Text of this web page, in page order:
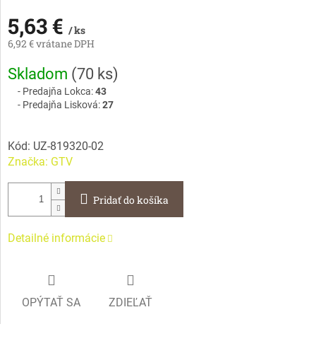
5,63 € / ks
6,92 € vrátane DPH
Jednotková
cena:
Skladom (70 ks)
Predajňa Lokca:43
Predajňa Lisková:27
Kód: UZ-819320-02
Značka: GTV
Pridať do košíka
Detailné informácie
OPÝTAŤ SA ZDIEĽAŤ